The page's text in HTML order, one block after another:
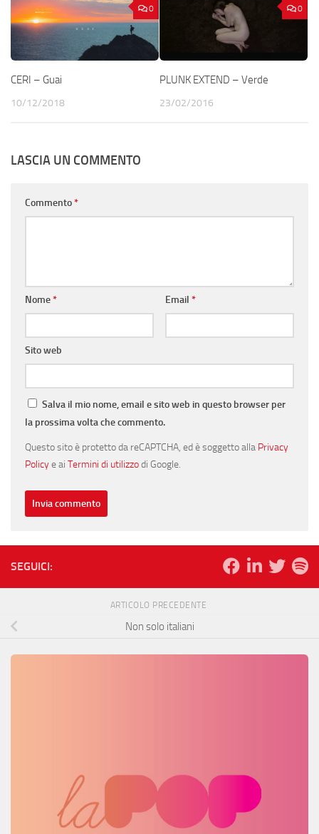
0
CERI – Guai
10/12/2018
0
PLUNK EXTEND – Verde
23/02/2016
LASCIA UN COMMENTO
Commento*
Nome* Email *
Sito web
Salva il mio nome, email e sito web in questo browser per
la prossima volta che commento.
Questo sito è protetto da reCAPTCHA, ed è soggetto alla Privacy
Policye ai Termini di utilizzodi Google.
SEGUICI:
ARTICOLO PRECEDENTE
Non solo italiani